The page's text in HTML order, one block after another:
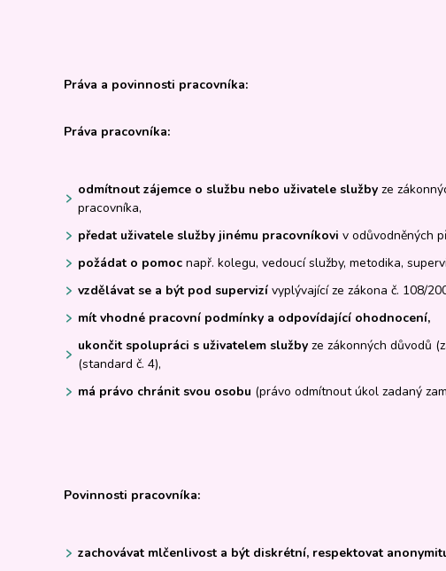
Práva a povinnosti pracovníka:
Práva pracovníka:
odmítnout zájemce o službu nebo uživatele služby ze
pracovníka,
předat uživatele služby jinému pracovníkovi v odůvodněných
požádat o pomoc např. kolegu, vedoucí služby, metodika,
vzdělávat se a být pod supervizí vyplývající ze zákona č. 108/
mít vhodné pracovní podmínky a odpovídající ohodnocení,
ukončit spolupráci s uživatelem služby ze zákonných důvodů
(standard č. 4),
má právo chránit svou osobu (právo odmítnout úkol zadaný
Povinnosti pracovníka:
zachovávat mlčenlivost a být diskrétní, respektovat